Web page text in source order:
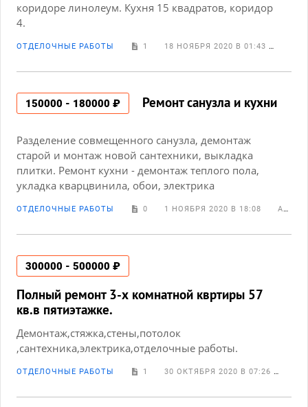
коридоре линолеум. Кухня 15 квадратов, коридор
4.
ОТДЕЛОЧНЫЕ РАБОТЫ 1 18 НОЯБРЯ 2020 В 01:43
150000 - 180000 ₽ Ремонт санузла и кухни
Разделение совмещенного санузла, демонтаж
старой и монтаж новой сантехники, выкладка
плитки. Ремонт кухни - демонтаж теплого пола,
укладка кварцвинила, обои, электрика
ОТДЕЛОЧНЫЕ РАБОТЫ 0 1 НОЯБРЯ 2020 В 18:08 АЛЕКСЕЙ СУВОРОВ
300000 - 500000 ₽
Полный ремонт 3-х комнатной квртиры 57
кв.в пятиэтажке.
Демонтаж,стяжка,стены,потолок
,сантехника,электрика,отделочные работы.
ОТДЕЛОЧНЫЕ РАБОТЫ 1 30 ОКТЯБРЯ 2020 В 07:26